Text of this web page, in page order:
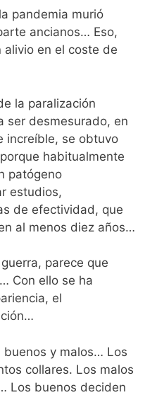
pandemia murió
ancianos… Eso,
alivio en el coste de
la paralización
ser desmesurado, en
increíble, se obtuvo
habitualmente
patógeno
estudios,
de efectividad, que
al menos diez años…
parece que
Con ello se ha
el
buenos y malos… Los
collares. Los malos
Los buenos deciden